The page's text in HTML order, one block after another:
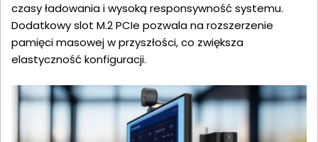
czasy ładowania i wysoką responsywność systemu.
Dodatkowy slot M.2 PCIe pozwala na rozszerzenie
pamięci masowej w przyszłości, co zwiększa
elastyczność konfiguracji.